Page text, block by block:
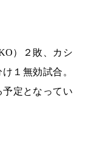
）２敗、カシ
１無効試合。
定となってい